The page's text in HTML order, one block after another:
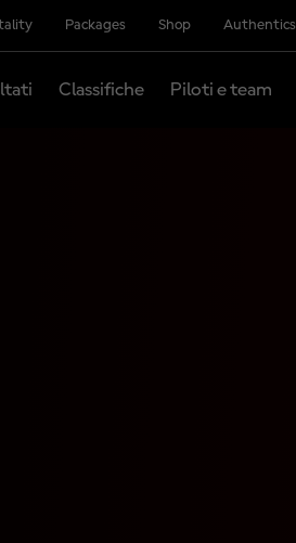
Packages Shop Authentics
Classifiche Piloti e team